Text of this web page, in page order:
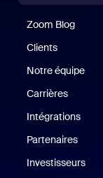
Zoom Blog
Clients
Notre équipe
Carrières
Intégrations
Partenaires
Investisseurs